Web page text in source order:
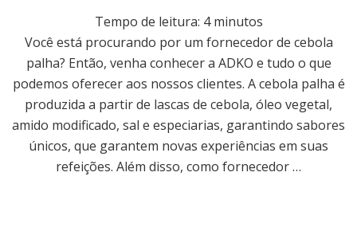
Tempo de leitura: 4 minutos
Você está procurando por um fornecedor de cebola
palha? Então, venha conhecer a ADKO e tudo o que
podemos oferecer aos nossos clientes. A cebola palha é
produzida a partir de lascas de cebola, óleo vegetal,
amido modificado, sal e especiarias, garantindo sabores
únicos, que garantem novas experiências em suas
refeições. Além disso, como fornecedor …